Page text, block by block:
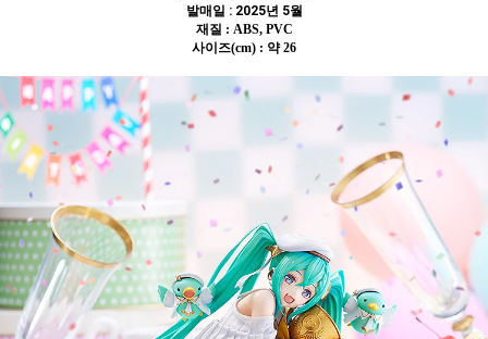
발매일 : 2025년 5월
재질 : ABS, PVC
사이즈(cm) : 약 26